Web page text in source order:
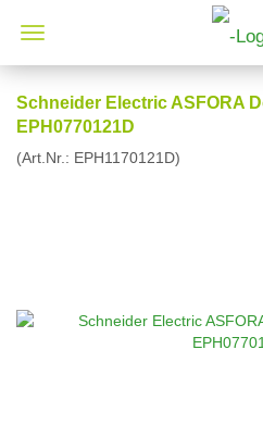
Schneider Electric ASFORA
EPH0770121D
(Art.Nr.: EPH1170121D)